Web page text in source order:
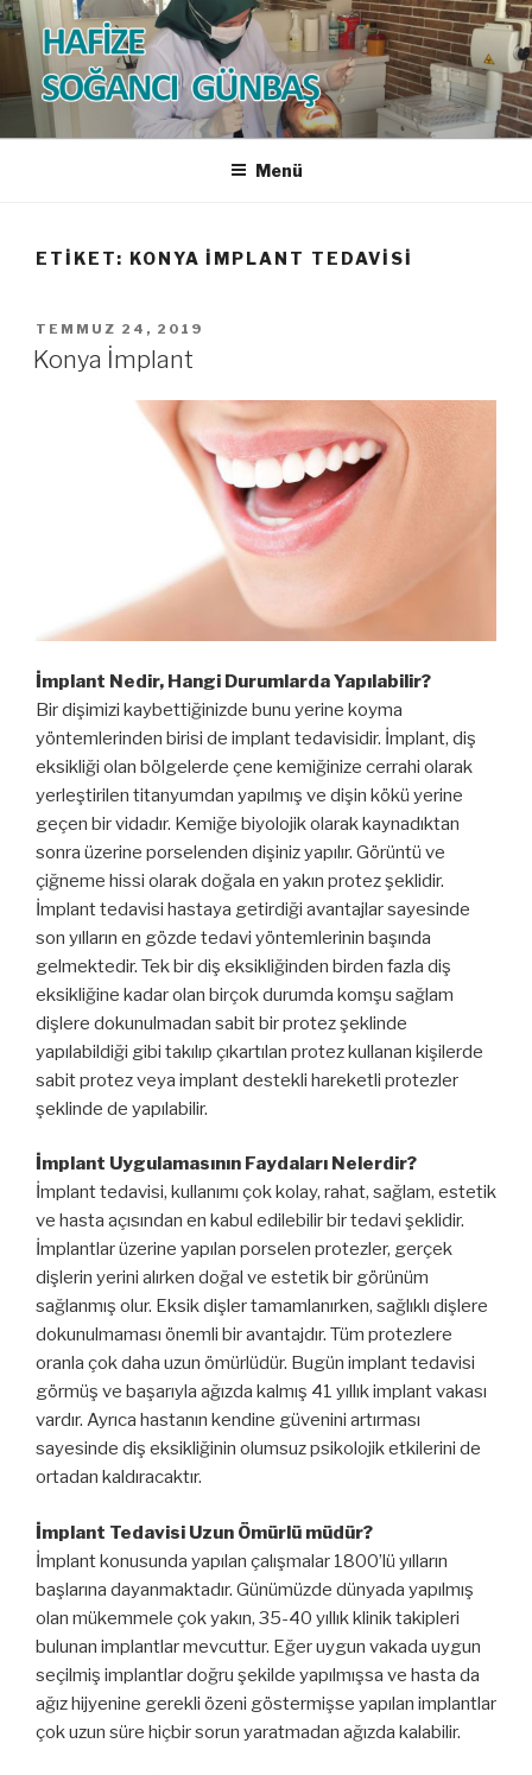
İçeriğe
geç
HAFİZE SOĞANCI GÜNBAŞ
Diş Hekimi
Menü
ETIKET: KONYA İMPLANT TEDAVISI
YAYIM
TARIHI
TEMMUZ 24, 2019
Konya İmplant
İmplant Nedir, Hangi Durumlarda Yapılabilir?
Bir dişimizi kaybettiğinizde bunu yerine koyma
yöntemlerinden birisi de implant tedavisidir. İmplant, diş
eksikliği olan bölgelerde çene kemiğinize cerrahi olarak
yerleştirilen titanyumdan yapılmış ve dişin kökü yerine
geçen bir vidadır. Kemiğe biyolojik olarak kaynadıktan
sonra üzerine porselenden dişiniz yapılır. Görüntü ve
çiğneme hissi olarak doğala en yakın protez şeklidir.
İmplant tedavisi hastaya getirdiği avantajlar sayesinde
son yılların en gözde tedavi yöntemlerinin başında
gelmektedir. Tek bir diş eksikliğinden birden fazla diş
eksikliğine kadar olan birçok durumda komşu sağlam
dişlere dokunulmadan sabit bir protez şeklinde
yapılabildiği gibi takılıp çıkartılan protez kullanan kişilerde
sabit protez veya implant destekli hareketli protezler
şeklinde de yapılabilir.
İmplant Uygulamasının Faydaları Nelerdir?
İmplant tedavisi, kullanımı çok kolay, rahat, sağlam, estetik
ve hasta açısından en kabul edilebilir bir tedavi şeklidir.
İmplantlar üzerine yapılan porselen protezler, gerçek
dişlerin yerini alırken doğal ve estetik bir görünüm
sağlanmış olur. Eksik dişler tamamlanırken, sağlıklı dişlere
dokunulmaması önemli bir avantajdır. Tüm protezlere
oranla çok daha uzun ömürlüdür. Bugün implant tedavisi
görmüş ve başarıyla ağızda kalmış 41 yıllık implant vakası
vardır. Ayrıca hastanın kendine güvenini artırması
sayesinde diş eksikliğinin olumsuz psikolojik etkilerini de
ortadan kaldıracaktır.
İmplant Tedavisi Uzun Ömürlü müdür?
İmplant konusunda yapılan çalışmalar 1800’lü yılların
başlarına dayanmaktadır. Günümüzde dünyada yapılmış
olan mükemmele çok yakın, 35-40 yıllık klinik takipleri
bulunan implantlar mevcuttur. Eğer uygun vakada uygun
seçilmiş implantlar doğru şekilde yapılmışsa ve hasta da
ağız hijyenine gerekli özeni göstermişse yapılan implantlar
çok uzun süre hiçbir sorun yaratmadan ağızda kalabilir.